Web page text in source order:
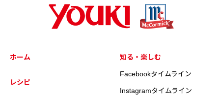
ホーム
レシピ
知る・楽しむ
Facebookタイムライン
Instagramタイムライン